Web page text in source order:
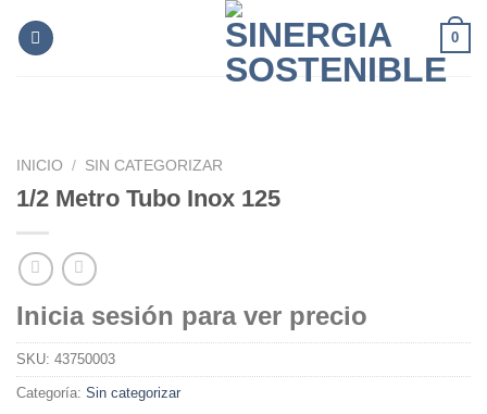
0
INICIO / SIN CATEGORIZAR
1/2 Metro Tubo Inox 125
Inicia sesión para ver precio
SKU: 43750003
Categoría: Sin categorizar